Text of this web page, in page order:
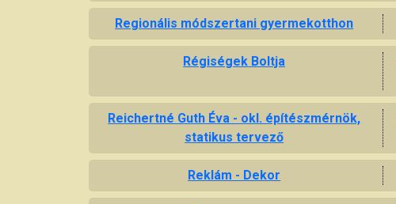
Regionális módszertani gyermekotthon
Régiségek Boltja
Reichertné Guth Éva - okl. építészmérnök,
statikus tervező
Reklám - Dekor